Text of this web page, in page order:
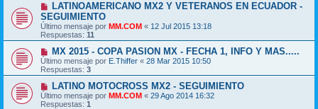
LATINOAMERICANO MX2 Y VETERANOS EN ECUADOR -
SEGUIMIENTO
Último mensaje por MM.COM « 12 Jul 2015 13:18
Respuestas: 11
MX 2015 - COPA PASION MX - FECHA 1, INFO Y MAS.....
Último mensaje por E.Thiffer « 28 Mar 2015 10:50
Respuestas: 3
LATINO MOTOCROSS MX2 - SEGUIMIENTO
Último mensaje por MM.COM « 29 Ago 2014 16:32
Respuestas: 1